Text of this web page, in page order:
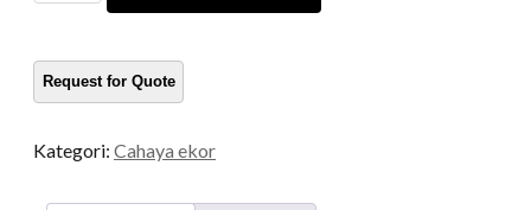
Tail
Light
Harley
Kategori: Cahaya ekor